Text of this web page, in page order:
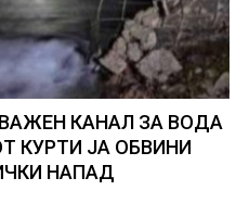
КАНАЛ ЗА ВОДА
КУРТИ ЈА ОБВИНИ
НАПАД